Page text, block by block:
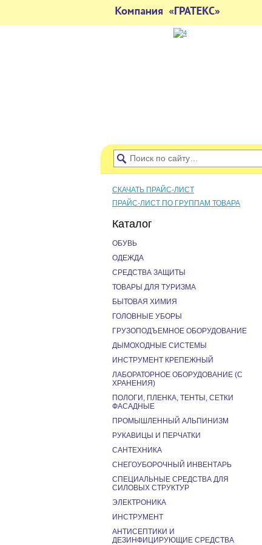
СКАЧАТЬ ПРАЙС-ЛИСТ
ПРАЙС-ЛИСТ ПО ГРУППАМ ТОВАРА
Каталог
ОБУВЬ
ОДЕЖДА
СРЕДСТВА ЗАЩИТЫ
ТОВАРЫ ДЛЯ ТУРИЗМА
БЫТОВАЯ ХИМИЯ
ГОЛОВНЫЕ УБОРЫ
ГРУЗОПОДЪЕМНОЕ ОБОРУДОВАНИЕ
ДЫМОХОДНЫЕ СИСТЕМЫ
ИНСТРУМЕНТ КРЕПЕЖНЫЙ
ЛАБОРАТОРНОЕ ОБОРУДОВАНИЕ (С
ХРАНЕНИЯ)
ПОЛОГИ, ПЛЕНКА, ТЕНТЫ, СЕТКИ
ФАСАДНЫЕ
ПРОМЫШЛЕННЫЙ АЛЬПИНИЗМ
РУКАВИЦЫ И ПЕРЧАТКИ
САНТЕХНИКА
СНЕГОУБОРОЧНЫЙ ИНВЕНТАРЬ
СПЕЦИАЛЬНЫЕ СРЕДСТВА ДЛЯ
СИЛОВЫХ СТРУКТУР
ЭЛЕКТРОНИКА
ИНСТРУМЕНТ
АНТИСЕПТИКИ И
ДЕЗИНФИЦИРУЮЩИЕ СРЕДСТВА